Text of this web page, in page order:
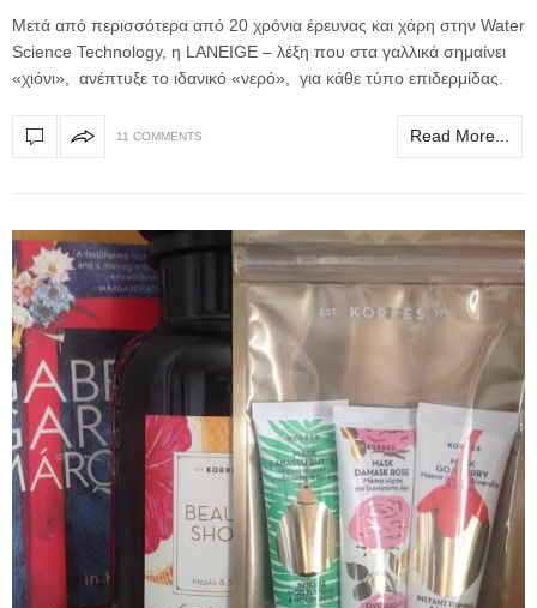
Μετά από περισσότερα από 20 χρόνια έρευνας και χάρη στην Water
Science Technology, η LANEIGE – λέξη που στα γαλλικά σημαίνει
«χιόνι», ανέπτυξε το ιδανικό «νερό», για κάθε τύπο επιδερμίδας.
11 COMMENTS Read More...